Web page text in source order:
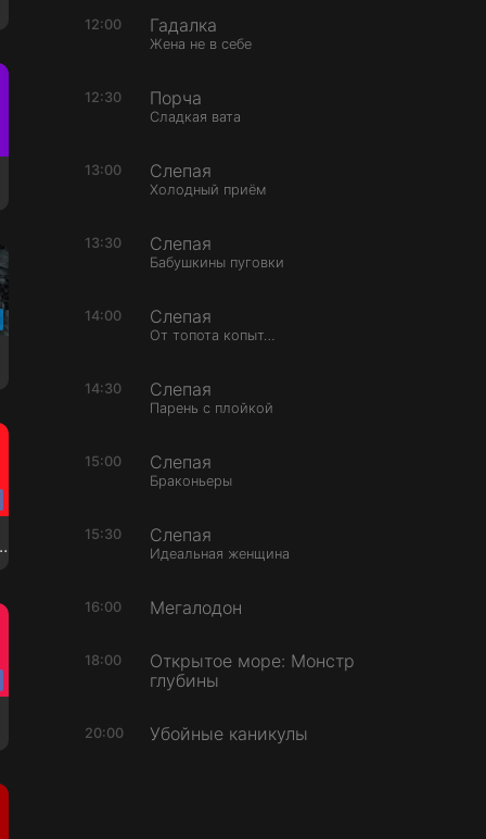
12:00 Гадалка
Жена не в себе
12:30 Порча
Сладкая вата
13:00 Слепая
Холодный приём
13:30 Слепая
Бабушкины пуговки
14:00 Слепая
От топота копыт…
14:30 Слепая
Парень с плойкой
15:00 Слепая
Браконьеры
15:30 Слепая
Идеальная женщина
16:00 Мегалодон
18:00
Открытое море: Монстр
глубины
20:00 Убойные каникулы